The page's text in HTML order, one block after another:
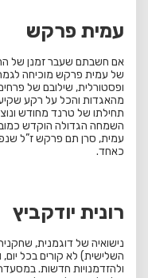
עמית פרקש
אם חשבתם שעבר זמנן של
של עמית פרקש מוכיחה
ופסטורלית, שילובם של
מהאגדות והכל על רקע
תחילתו של טרנד מחודש
השמחה הגדולה הוקדש
עמית, סרן תם פרקש ז”ל
כאחד.
רונית יודקביץ
נישואיה של דוגמנית,
השלישית) לא קורים בכל
ולהזדמנויות חדשות.